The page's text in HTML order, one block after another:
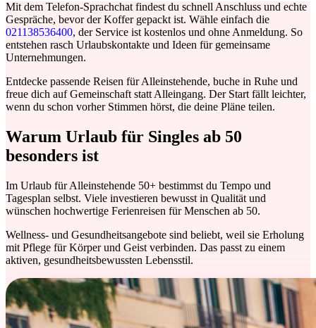
Mit dem Telefon-Sprachchat findest du schnell Anschluss und echte
Gespräche, bevor der Koffer gepackt ist. Wähle einfach die
021138536400, der Service ist kostenlos und ohne Anmeldung. So
entstehen rasch Urlaubskontakte und Ideen für gemeinsame
Unternehmungen.
Entdecke passende Reisen für Alleinstehende, buche in Ruhe und
freue dich auf Gemeinschaft statt Alleingang. Der Start fällt leichter,
wenn du schon vorher Stimmen hörst, die deine Pläne teilen.
Warum Urlaub für Singles ab 50
besonders ist
Im Urlaub für Alleinstehende 50+ bestimmst du Tempo und
Tagesplan selbst. Viele investieren bewusst in Qualität und
wünschen hochwertige Ferienreisen für Menschen ab 50.
Wellness- und Gesundheitsangebote sind beliebt, weil sie Erholung
mit Pflege für Körper und Geist verbinden. Das passt zu einem
aktiven, gesundheitsbewussten Lebensstil.